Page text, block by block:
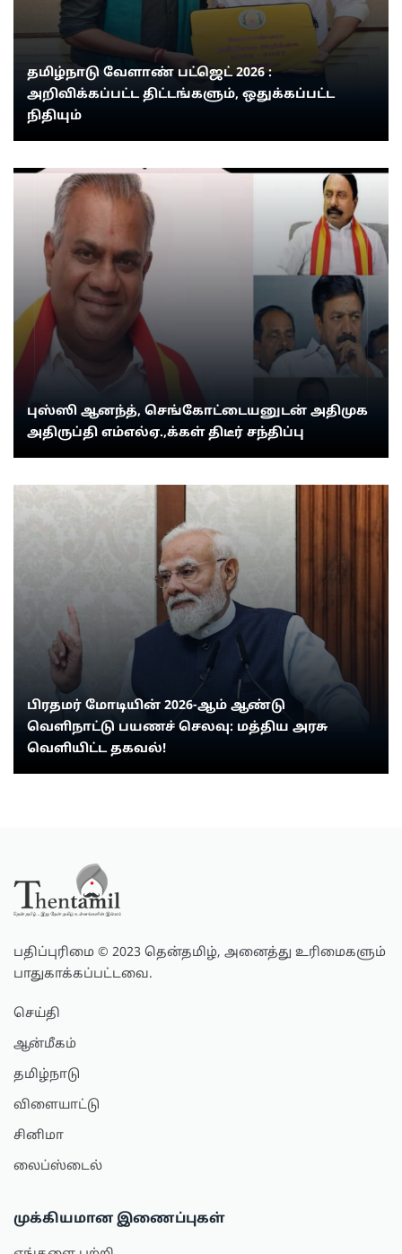
தமிழ்நாடு வேளாண் பட்ஜெட் 2026 :
அறிவிக்கப்பட்ட திட்டங்களும், ஒதுக்கப்பட்ட
நிதியும்
புஸ்ஸி ஆனந்த், செங்கோட்டையனுடன் அதிமுக
அதிருப்தி எம்எல்ஏ.,க்கள் திடீர் சந்திப்பு
பிரதமர் மோடியின் 2026-ஆம் ஆண்டு
வெளிநாட்டு பயணச் செலவு: மத்திய அரசு
வெளியிட்ட தகவல்!
பதிப்புரிமை © 2023 தென்தமிழ், அனைத்து உரிமைகளும்
பாதுகாக்கப்பட்டவை.
செய்தி
ஆன்மீகம்
தமிழ்நாடு
விளையாட்டு
சினிமா
லைப்ஸ்டைல்
முக்கியமான இணைப்புகள்